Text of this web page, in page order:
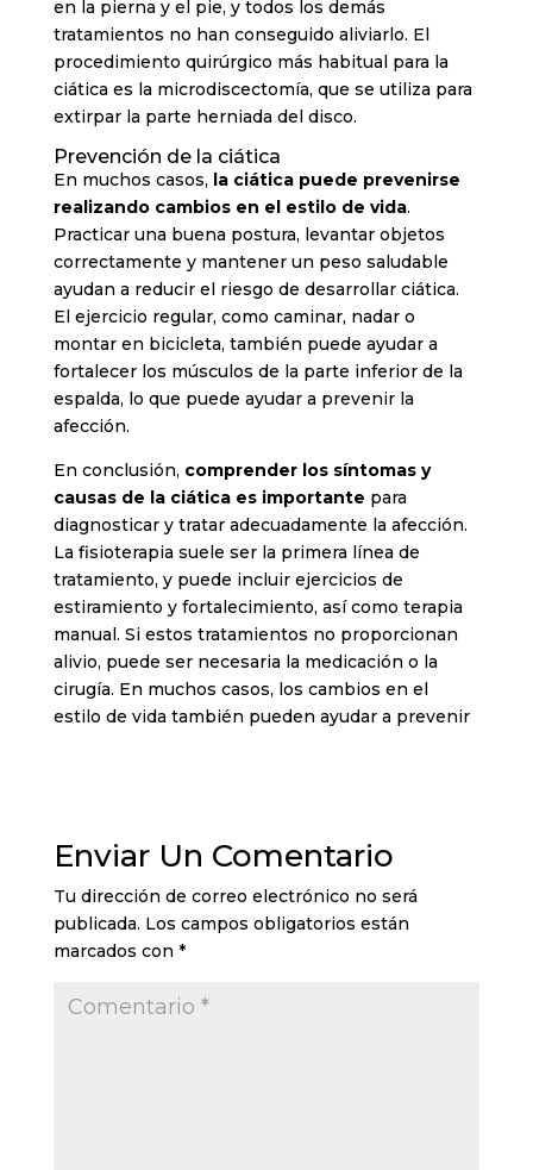
en la pierna y el pie, y todos los demás
tratamientos no han conseguido aliviarlo. El
procedimiento quirúrgico más habitual para la
ciática es la microdiscectomía, que se utiliza para
extirpar la parte herniada del disco.
Prevención de la ciática
En muchos casos, la ciática puede prevenirse
realizando cambios en el estilo de vida.
Practicar una buena postura, levantar objetos
correctamente y mantener un peso saludable
ayudan a reducir el riesgo de desarrollar ciática.
El ejercicio regular, como caminar, nadar o
montar en bicicleta, también puede ayudar a
fortalecer los músculos de la parte inferior de la
espalda, lo que puede ayudar a prevenir la
afección.
En conclusión, comprender los síntomas y
causas de la ciática es importante para
diagnosticar y tratar adecuadamente la afección.
La fisioterapia suele ser la primera línea de
tratamiento, y puede incluir ejercicios de
estiramiento y fortalecimiento, así como terapia
manual. Si estos tratamientos no proporcionan
alivio, puede ser necesaria la medicación o la
cirugía. En muchos casos, los cambios en el
estilo de vida también pueden ayudar a prevenir
Enviar Un Comentario
Tu dirección de correo electrónico no será
publicada. Los campos obligatorios están
marcados con *